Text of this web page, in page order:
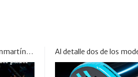
Resumen del 2022: La opinión de Miguel Sanmartín, de ‘Esto es Pádel’